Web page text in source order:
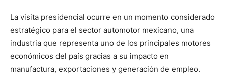
La visita presidencial ocurre en un momento considerado
estratégico para el sector automotor mexicano, una
industria que representa uno de los principales motores
económicos del país gracias a su impacto en
manufactura, exportaciones y generación de empleo.